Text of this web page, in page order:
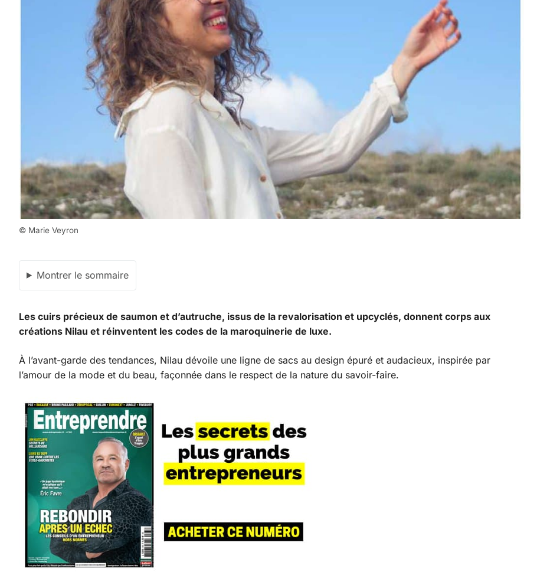
© Marie Veyron
Montrer le sommaire
Les cuirs précieux de saumon et d’autruche, issus de la revalorisation et upcyclés, donnent corps aux
créations Nilau et réinventent les codes de la maroquinerie de luxe.
À l’avant-garde des tendances, Nilau dévoile une ligne de sacs au design épuré et audacieux, inspirée par
l’amour de la mode et du beau, façonnée dans le respect de la nature du savoir-faire.